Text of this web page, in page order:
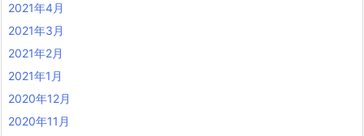
2021年4月
2021年3月
2021年2月
2021年1月
2020年12月
2020年11月